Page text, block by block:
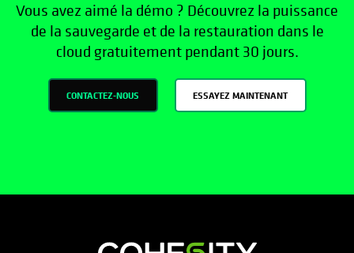
Vous avez aimé la démo ? Découvrez la puissance
de la sauvegarde et de la restauration dans le
cloud gratuitement pendant 30 jours.
CONTACTEZ-NOUS ESSAYEZ MAINTENANT